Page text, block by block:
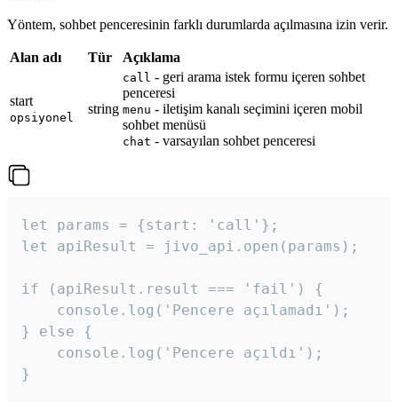
Yöntem, sohbet penceresinin farklı durumlarda açılmasına izin verir.
Alan adı Tür Açıklama
start
opsiyonel
string
call - geri arama istek formu içeren sohbet
penceresi
menu - iletişim kanalı seçimini içeren mobil
sohbet menüsü
chat - varsayılan sohbet penceresi
let params = {start: 'call'};
let apiResult = jivo_api.open(params);
if (apiResult.result === 'fail') {
    console.log('Pencere açılamadı');
} else {
    console.log('Pencere açıldı');
}